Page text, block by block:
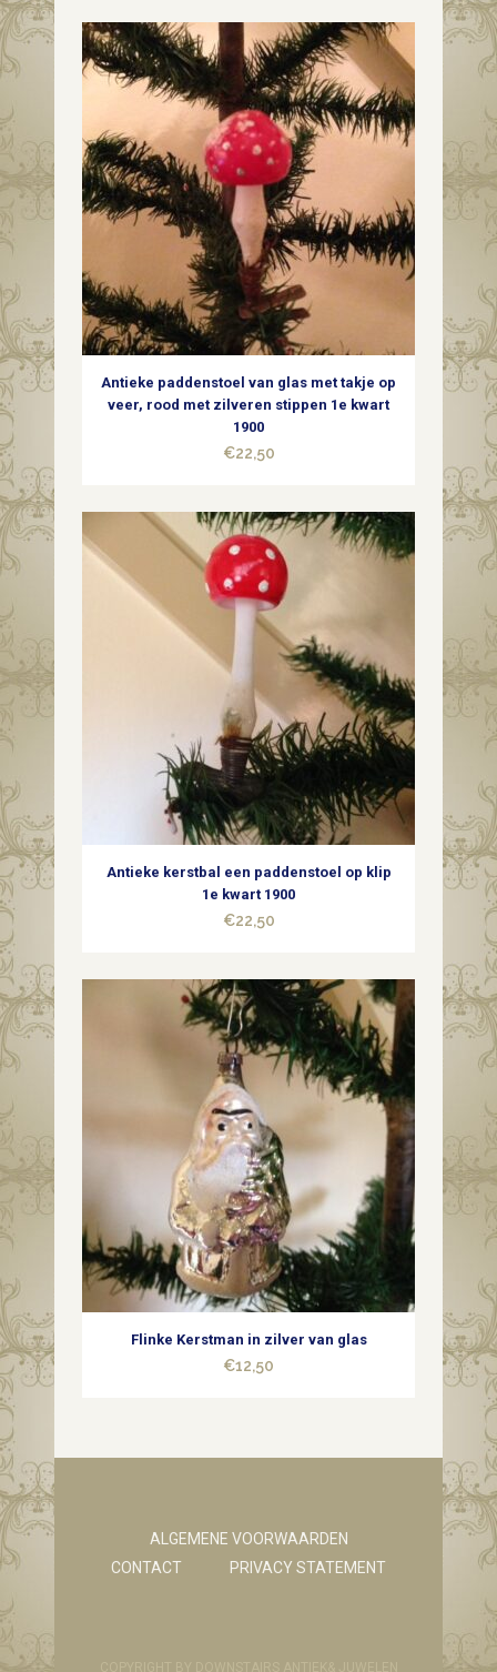
Antieke paddenstoel van glas met takje op
veer, rood met zilveren stippen 1e kwart
1900
€22,50
Antieke kerstbal een paddenstoel op klip
1e kwart 1900
€22,50
Flinke Kerstman in zilver van glas
€12,50
ALGEMENE VOORWAARDEN
CONTACT
PRIVACY STATEMENT